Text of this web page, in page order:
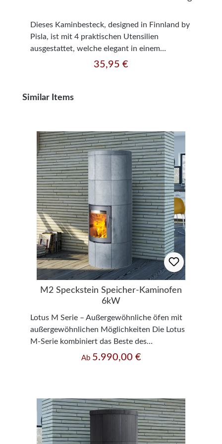
Dieses Kaminbesteck, designed in Finnland by
Pisla, ist mit 4 praktischen Utensilien
ausgestattet, welche elegant in einem
schwarzen Ständer aufbewahrt werden.
Gewicht: ca. 3,35 kg Lieferumfang: Zange,
Regulärer Preis:
35,95 €
Produktgalerie überspringen
Similar Items
M2 Speckstein Speicher-Kaminofen
6kW
Lotus M Serie – Außergewöhnliche öfen mit
außergewöhnlichen Möglichkeiten Die Lotus
M-Serie kombiniert das Beste des
Speicherofens mit dem Besten des
speichern und langsam wieder abzugeben, mit
der ruhigen, kontrollierten Verbrennung des
Kaminofens und seiner Fähigkeit, die Wärme
schnell zu verteilen. Außergewöhnlich ist, dass
Regulärer Preis:
Ab 5.990,00 €